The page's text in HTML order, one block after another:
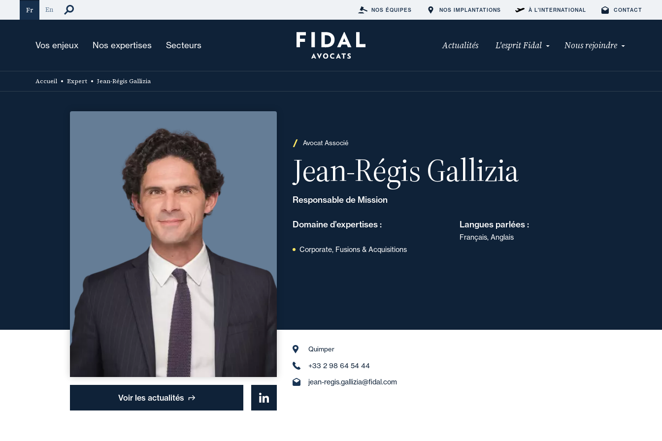
au
Fr En NOS ÉQUIPES NOS IMPLANTATIONS À L'INTERNATIONAL CONTACT
Vos enjeux Nos expertises Secteurs Actualités L'esprit Fidal Nous rejoindre
Accueil Expert Jean-Régis Gallizia
Voir les actualités
Avocat Associé
Jean-Régis Gallizia
Responsable de Mission
Domaine d’expertises :
Corporate, Fusions & Acquisitions
Langues parlées :
Français, Anglais
Quimper
+33 2 98 64 54 44
jean-regis.gallizia@fidal.com